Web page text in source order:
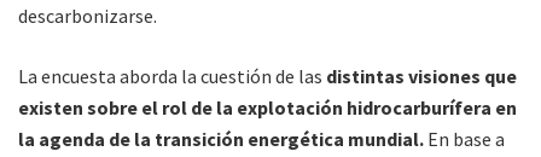
descarbonizarse.
La encuesta aborda la cuestión de las distintas visiones que
existen sobre el rol de la explotación hidrocarburífera en
la agenda de la transición energética mundial. En base a